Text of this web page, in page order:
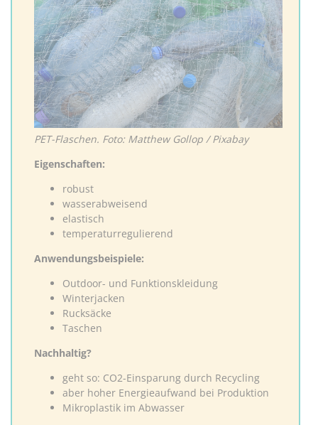
PET-Flaschen. Foto: Matthew Gollop / Pixabay
Eigenschaften:
robust
wasserabweisend
elastisch
temperaturregulierend
Anwendungsbeispiele:
Outdoor- und Funktionskleidung
Winterjacken
Rucksäcke
Taschen
Nachhaltig?
geht so: CO2-Einsparung durch Recycling
aber hoher Energieaufwand bei Produktion
Mikroplastik im Abwasser